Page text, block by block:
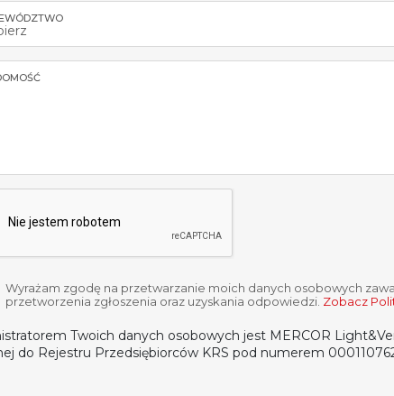
Wyrażam zgodę na przetwarzanie moich danych osobowych
przetworzenia zgłoszenia oraz uzyskania odpowiedzi. Zobacz
Twoich danych osobowych jest MERCOR
do Rejestru Przedsiębiorców KRS pod numerem